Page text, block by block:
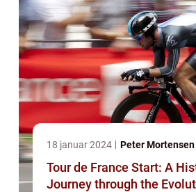
18 januar 2024 Peter Mortensen
Tour de France Start: A
Journey through the